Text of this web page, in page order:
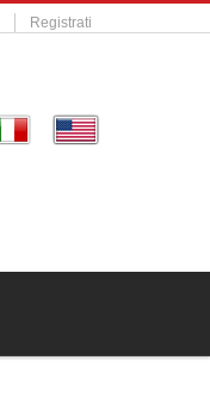
Registrati